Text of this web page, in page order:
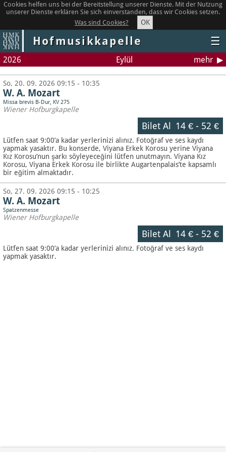
Cookies helfen uns bei der Bereitstellung unserer Dienste. Mit der Nutzung
unserer Dienste erklären Sie sich einverstanden, dass wir Cookies setzen.
Was sind Cookies?
OK
Hofmusikkapelle ☰
2026 Eylül mehr
So, 20. 09. 2026 09:15 - 10:35
W. A. Mozart
Missa brevis B-Dur, KV 275
Wiener Hofburgkapelle
Bilet Al 14 €- 52 €
Lütfen saat 9:00’a kadar yerlerinizi alınız. Fotoğraf ve ses kaydı
yapmak yasaktır. Bu konserde, Viyana Erkek Korosu yerine Viyana
Kız Korosu’nun şarkı söyleyeceğini lütfen unutmayın. Viyana Kız
Korosu, Viyana Erkek Korosu ile birlikte Augartenpalais’te kapsamlı
bir eğitim almaktadır.
So, 27. 09. 2026 09:15 - 10:25
W. A. Mozart
Spatzenmesse
Wiener Hofburgkapelle
Bilet Al 14 €- 52 €
Lütfen saat 9:00’a kadar yerlerinizi alınız. Fotoğraf ve ses kaydı
yapmak yasaktır.